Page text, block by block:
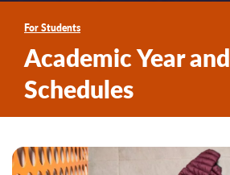
For Students
Academic Year and
Schedules